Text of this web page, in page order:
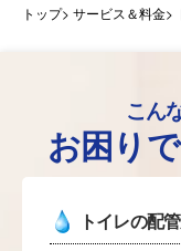
トップ> サービス＆料金>
こん
お困り
トイレの配